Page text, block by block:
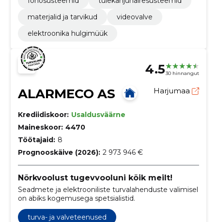
materjalid ja tarvikud
videovalve
elektroonika hulgimüük
4.530 hinnangut
ALARMECO AS Harjumaa
Krediidiskoor: Usaldusväärne
Maineskoor: 4470
Töötajaid: 8
Prognooskäive (2026): 2 973 946 €
Nõrkvoolust tugevvooluni kõik meilt!
Seadmete ja elektrooniliste turvalahenduste valimisel
on abiks kogemusega spetsialistid.
turva- ja valveteenused